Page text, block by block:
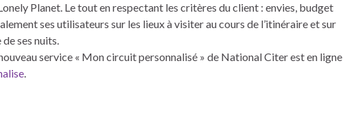
Planet. Le tout en respectant les critères du client : envies, budget
ses utilisateurs sur les lieux à visiter au cours de l’itinéraire et sur
ses nuits.
service « Mon circuit personnalisé » de National Citer est en ligne
.